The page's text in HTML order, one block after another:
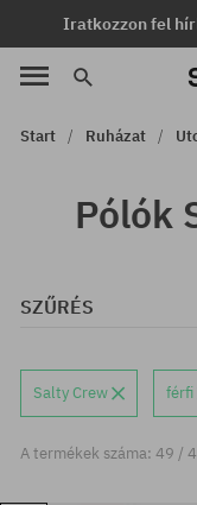
Iratkozzon fel
Start Ruházat
Pólók
SZŰRÉS
Salty Crew férfi
A termékek száma: 49 /